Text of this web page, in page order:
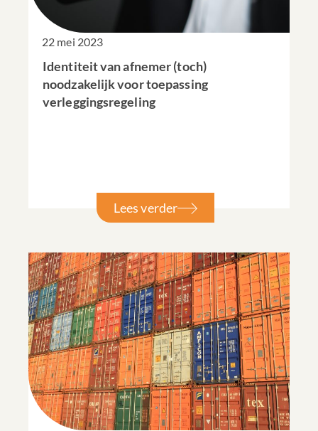
22 mei 2023
Identiteit van afnemer (toch)
noodzakelijk voor toepassing
verleggingsregeling
Lees verder